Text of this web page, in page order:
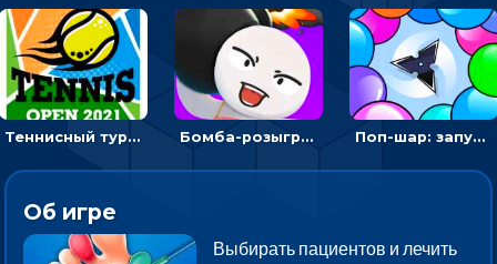
Теннисный турнир: подавать или отбивать шарик ракеткой Бомба-розыгрыш: передавай и беги – 3D гиперказуалка Поп-шар: запускать колючку, чтобы лопать воздушные шарики
Об игре
Выбирать пациентов и лечить